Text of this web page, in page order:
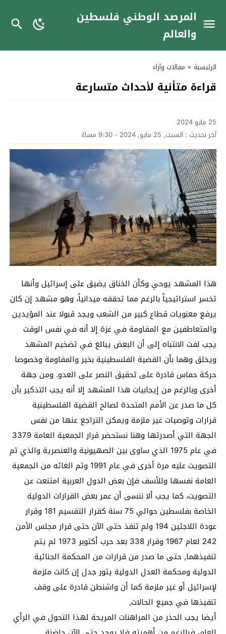
المرصد الوطني فلسطين
والعالم
الرئيسية » مقالات وآراء
قراءة متأنية لأحداث متسارعة
25 مايو 2024
آخر تحديث : السبت, 25 مايو, 2024 - 9:30 مساءً
هذا المشهد يوحي وكأن الخناق يضيق على إسرائيل وأنها
تخسر استراتيجياً بالرغم مما تحققه ميدانياً، وهو مشهد إن كان
يرفع معنويات قطاع كبير من الشعب ويجد قبولا عند المؤيدين
والمتعاطفين مع المقاومة في غزة إلا أنه في نفس الوقت
يجب لفت الانتباه إلى أن البعض يبالغ في تضخيم المشهد
ويخلق وهما بأن القضية الفلسطينية بخير والمقاومة وخصوصا
حركة حماس قادرة على تحقيق النصر على العدو. ومن جهة
أخرى وبالرغم من إيجابيات هذا المشهد إلا أنه يجب التذكير بأن
كل ما صدر عن الأمم المتحدة لصالح القضية الفلسطينية
قرارات وتوصيات غير ملزمة ويمكن التراجع عنها من نفس
الجهة التي أصدرتها وهنا نستحضر قرار الجمعية العامة 3379
في عام 1975 الذي ساوى بين الصهيونية والعنصرية والذي تم
التصويت عليه مرة أخرى في عام 1991 وتم الغائه من الجمعية
العامة نفسها وللأسف فإن بعض الدول العربية امتنعت عن
التصويت، كما يجب ألا ننسى أن عمر بعض القرارات الدولية
الخاصة بفلسطين حوالي 75 سنة كقرار التقسيم 181 وقرار
عودة اللاجئين 194 ولم تنفذ حتى الآن حتى قرار مجلس الأمن
242 لعام 1967 وقرار 338 بعد حرب أكتوبر 1973 لم يتم
تنفيذهما, حتى ما صدر من قرارات من المحكمة الجنائية
الدولية ومحكمة العدل الدولية يثور جدل إن كانت ملزمة
لإسرائيل أو غير ملزمة كما أن واشنطن قادرة على وقف
تنفيذها في جميع الحالات,
أيضا يجب الحذر من المراهنات المريحة لهذا التحول في الرأي